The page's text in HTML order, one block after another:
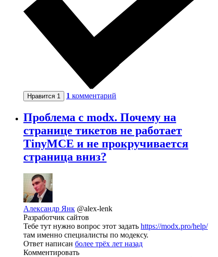
Нравится 1 1 комментарий
Проблема с modx. Почему на
странице тикетов не работает
TinyMCE и не прокручивается
страница вниз?
Александр Янк @alex-lenk
Разработчик сайтов
Тебе тут нужно вопрос этот задать https://modx.pro/help/
там именно специалисты по модексу.
Ответ написан более трёх лет назад
Комментировать